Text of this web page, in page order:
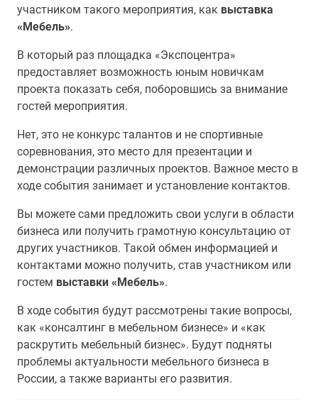
участником такого мероприятия, как выставка
«Мебель».
В который раз площадка «Экспоцентра»
предоставляет возможность юным новичкам
проекта показать себя, поборовшись за внимание
гостей мероприятия.
Нет, это не конкурс талантов и не спортивные
соревнования, это место для презентации и
демонстрации различных проектов. Важное место в
ходе события занимает и установление контактов.
Вы можете сами предложить свои услуги в области
бизнеса или получить грамотную консультацию от
других участников. Такой обмен информацией и
контактами можно получить, став участником или
гостем выставки «Мебель».
В ходе события будут рассмотрены такие вопросы,
как «консалтинг в мебельном бизнесе» и «как
раскрутить мебельный бизнес». Будут подняты
проблемы актуальности мебельного бизнеса в
России, а также варианты его развития.